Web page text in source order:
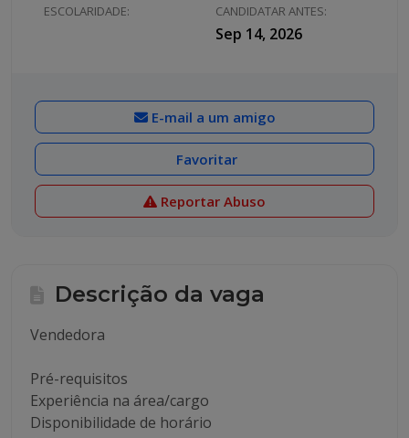
ESCOLARIDADE: CANDIDATAR ANTES:
Sep 14, 2026
E-mail a um amigo
Favoritar
Reportar Abuso
Descrição da vaga
Vendedora
Pré-requisitos
Experiência na área/cargo
Disponibilidade de horário